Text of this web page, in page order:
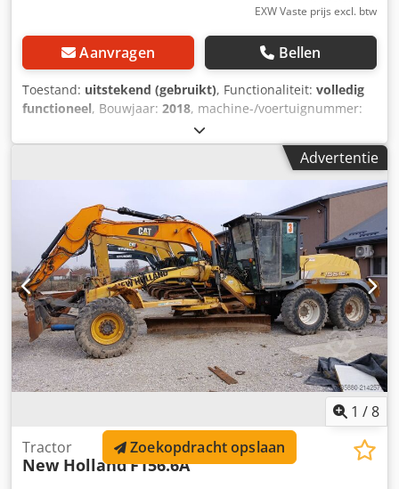
EXW Vaste prijs excl. btw
Aanvragen Bellen
Toestand: uitstekend (gebruikt), Functionaliteit: volledig
functioneel, Bouwjaar: 2018, machine-/voertuignummer:
, Gloednieuw Holland T7.165S-modellen Type
Landbouwtrekker Jaar 2018 Perfecte staat Vermogen 165
pk Dksdpfx Adswq A Apjrjr Nummer RM 4 RM Aantal uren
versnellingsbak Naam van de uitzending AANBEVOLEN
BEREIK Airconditioning Ja AV-apparatuur Relatie PdF AV-
apparatuur Voorste ophangbrug Ja Hangende cabine Ja
Aantal distributeurs 4 dist. Frontafmetingen 540/65R28
Achtermaat 650/65R38 Voorste slijtage (%) 70% slijtage
Slijtage achter (%) 70% slijtage (AR)
Advertentie
1 /8
Tractor
New HollandF156.6A
Zoekopdracht opslaan